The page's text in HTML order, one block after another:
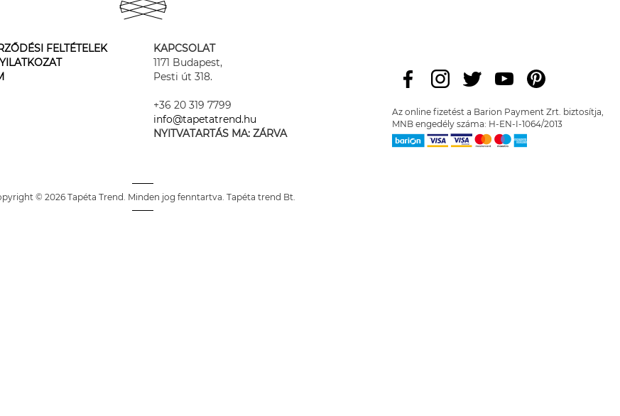
FELTÉTELEK
KAPCSOLAT
1171 Budapest,
Pesti út 318.
+36 20 319 7799
info@tapetatrend.hu
NYITVATARTÁS MA: ZÁRVA
Az online fizetést a Barion Payment Zrt. biztosítja,
MNB engedély száma: H-EN-I-1064/2013
© 2026 Tapéta Trend. Minden jog fenntartva. Tapéta trend Bt.